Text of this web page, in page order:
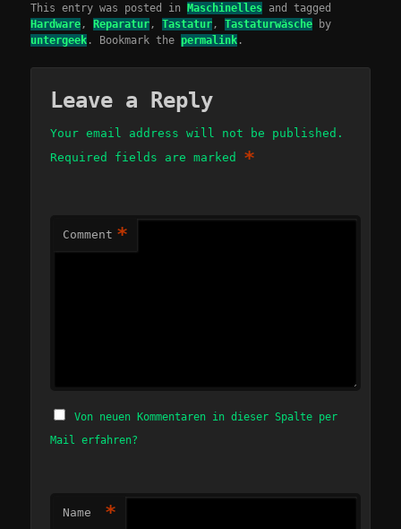
This entry was posted inMaschinelles and tagged
Hardware ,Reparatur ,Tastatur ,Tastaturwäsche by
untergeek . Bookmark the permalink .
Leave a Reply
Your email address will not be published.
Required fields are marked *
Comment *
Von neuen Kommentaren in dieser Spalte per
Mail erfahren?
Name *